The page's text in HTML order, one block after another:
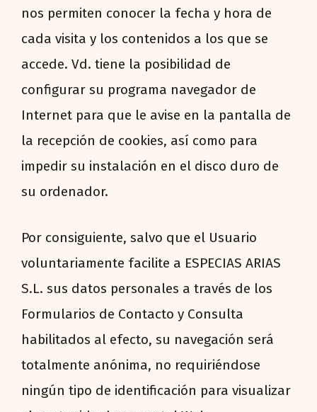
nos permiten conocer la fecha y hora de
cada visita y los contenidos a los que se
accede. Vd. tiene la posibilidad de
configurar su programa navegador de
Internet para que le avise en la pantalla de
la recepción de cookies, así como para
impedir su instalación en el disco duro de
su ordenador.
Por consiguiente, salvo que el Usuario
voluntariamente facilite a ESPECIAS ARIAS
S.L. sus datos personales a través de los
Formularios de Contacto y Consulta
habilitados al efecto, su navegación será
totalmente anónima, no requiriéndose
ningún tipo de identificación para visualizar